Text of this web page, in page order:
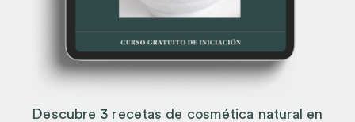
Descubre 3 recetas de cosmética natural en